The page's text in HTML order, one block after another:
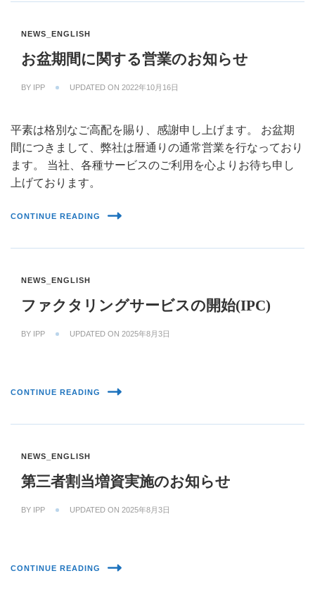
NEWS_ENGLISH
お盆期間に関する営業のお知らせ
BY IPP UPDATED ON 2022年10月16日
平素は格別なご高配を賜り、感謝申し上げます。 お盆期
間につきまして、弊社は暦通りの通常営業を行なっており
ます。 当社、各種サービスのご利用を心よりお待ち申し
上げております。
CONTINUE READING
NEWS_ENGLISH
ファクタリングサービスの開始(IPC)
BY IPP UPDATED ON 2025年8月3日
CONTINUE READING
NEWS_ENGLISH
第三者割当増資実施のお知らせ
BY IPP UPDATED ON 2025年8月3日
CONTINUE READING